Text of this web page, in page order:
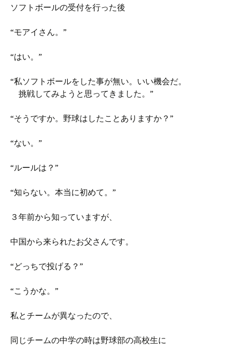
プ
ソフトボールの受付を行った後
“モアイさん。”
“はい。”
“私ソフトボールをした事が無い。いい機会だ。
挑戦してみようと思ってきました。”
“そうですか。野球はしたことありますか？”
“ない。”
“ルールは？”
“知らない。本当に初めて。”
３年前から知っていますが、
中国から来られたお父さんです。
“どっちで投げる？”
“こうかな。”
私とチームが異なったので、
同じチームの中学の時は野球部の高校生に